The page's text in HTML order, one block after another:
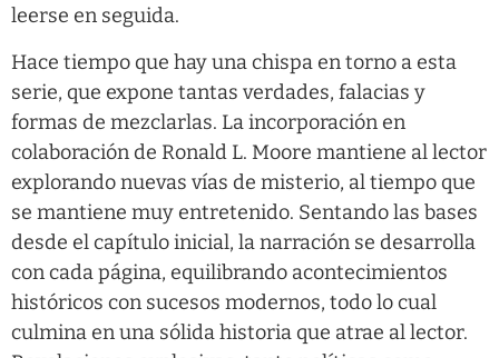
leerse en seguida.
Hace tiempo que hay una chispa en torno a esta
serie, que expone tantas verdades, falacias y
formas de mezclarlas. La incorporación en
colaboración de Ronald L. Moore mantiene al lector
explorando nuevas vías de misterio, al tiempo que
se mantiene muy entretenido. Sentando las bases
desde el capítulo inicial, la narración se desarrolla
con cada página, equilibrando acontecimientos
históricos con sucesos modernos, todo lo cual
culmina en una sólida historia que atrae al lector.